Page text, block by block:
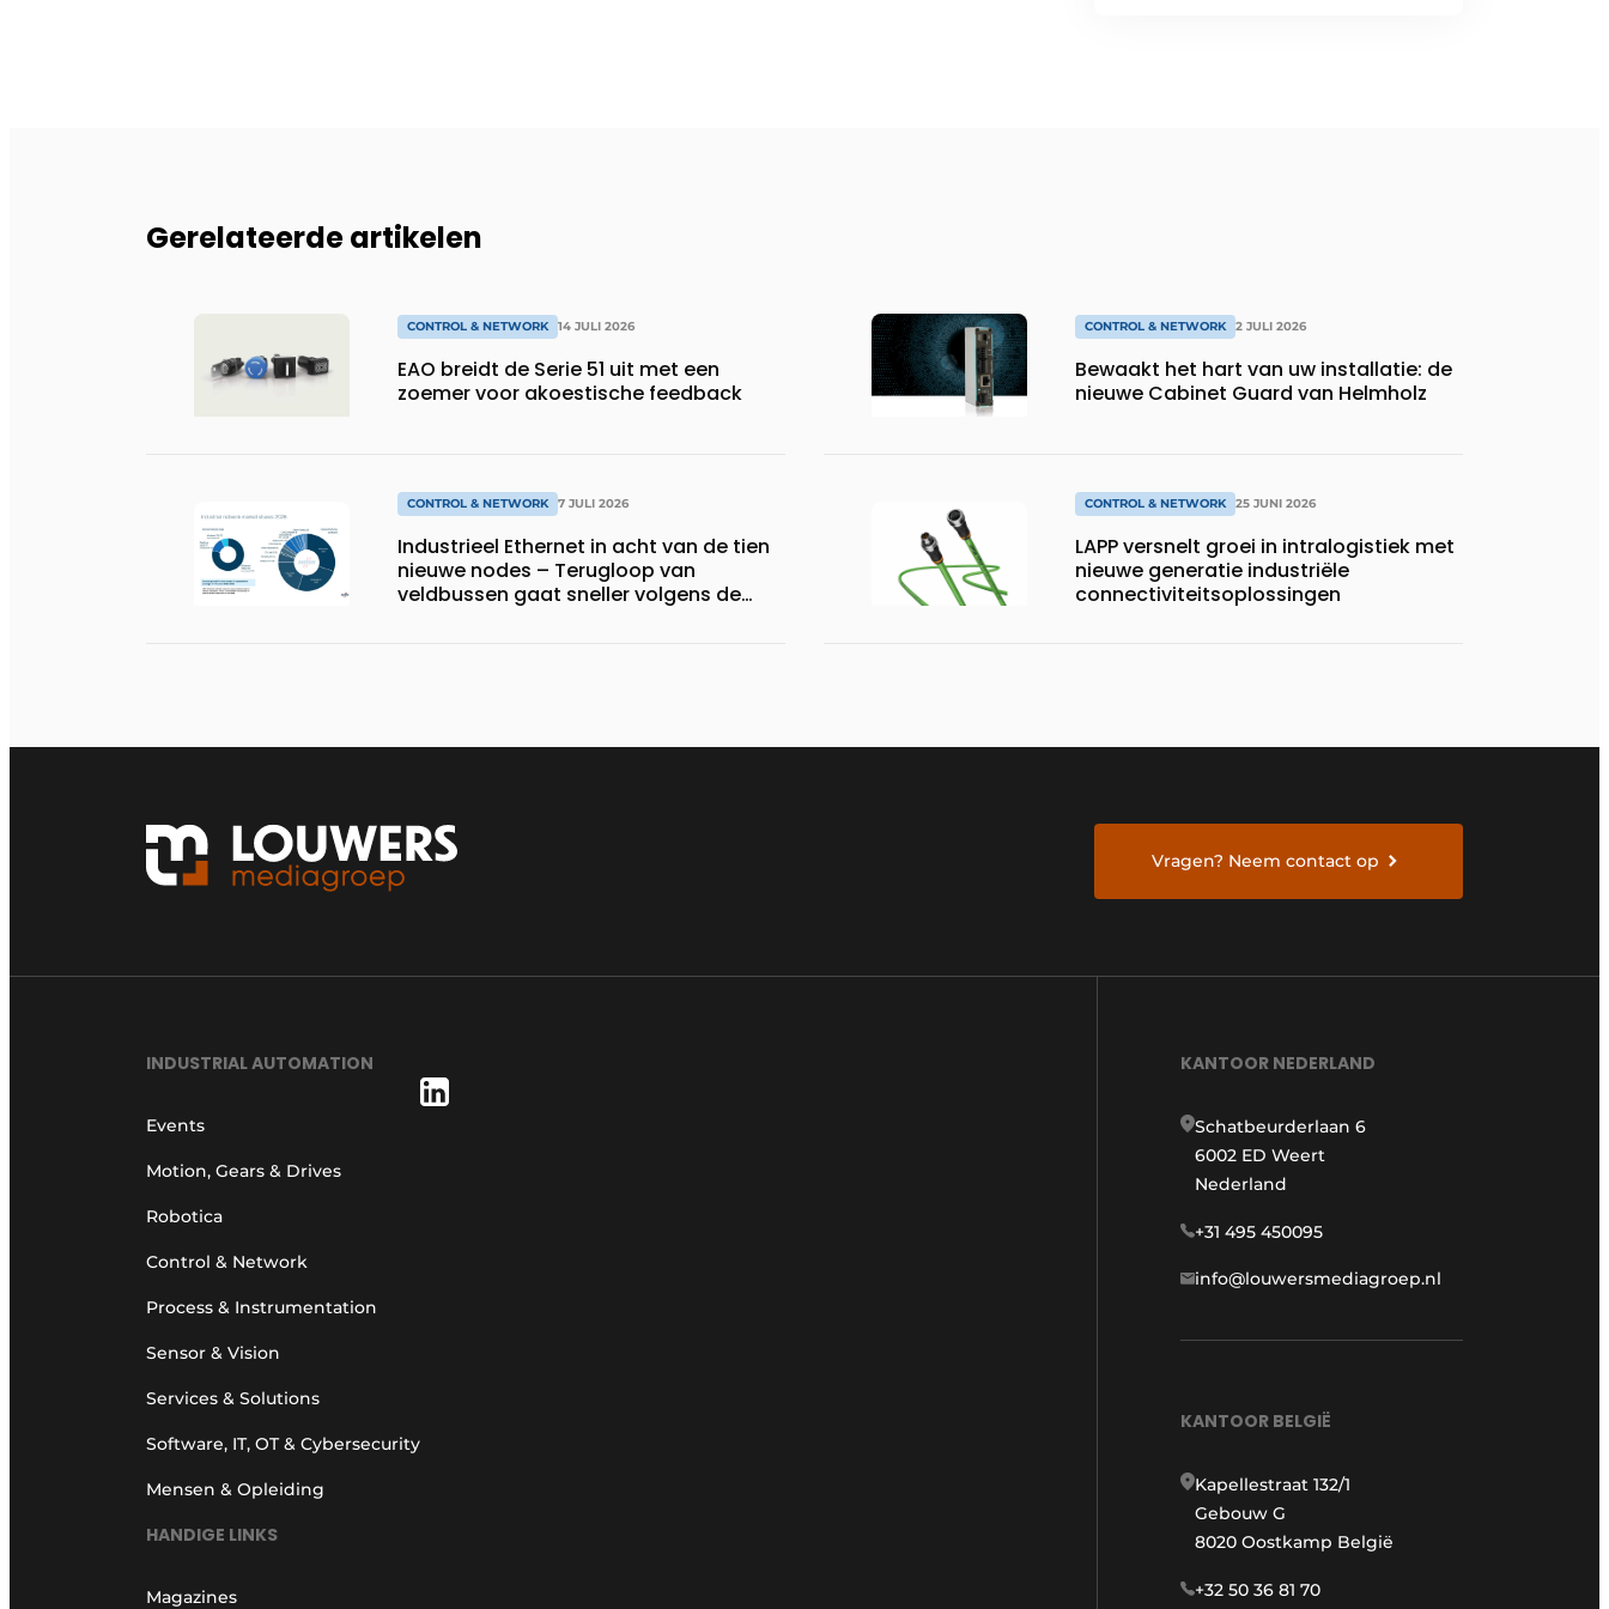
Gerelateerde artikelen
CONTROL & NETWORK 14 JULI 2026
EAO breidt de Serie 51 uit met een
zoemer voor akoestische feedback
CONTROL & NETWORK 7 JULI 2026
Industrieel Ethernet in acht van de tien
nieuwe nodes – Terugloop van
veldbussen gaat sneller volgens de
CONTROL & NETWORK 2 JULI 2026
Bewaakt het hart van uw installatie: de
nieuwe Cabinet Guard van Helmholz
CONTROL & NETWORK 25 JUNI 2026
LAPP versnelt groei in intralogistiek met
nieuwe generatie industriële
connectiviteitsoplossingen
Vragen? Neem contact op
INDUSTRIAL AUTOMATION
Events
Motion, Gears & Drives
Robotica
Control & Network
Process & Instrumentation
Sensor & Vision
Services & Solutions
Software, IT, OT & Cybersecurity
Mensen & Opleiding
HANDIGE LINKS
Magazines
KANTOOR NEDERLAND
Schatbeurderlaan 6
6002 ED Weert
Nederland
+31 495 450095
info@louwersmediagroep.nl
KANTOOR BELGIË
Kapellestraat 132/1
Gebouw G
8020 Oostkamp België
+32 50 36 81 70